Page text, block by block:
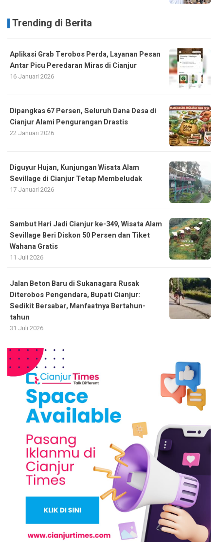
Trending di Berita
Aplikasi Grab Terobos Perda, Layanan Pesan
Antar Picu Peredaran Miras di Cianjur
16 Januari 2026
Dipangkas 67 Persen, Seluruh Dana Desa di
Cianjur Alami Pengurangan Drastis
22 Januari 2026
Diguyur Hujan, Kunjungan Wisata Alam
Sevillage di Cianjur Tetap Membeludak
17 Januari 2026
Sambut Hari Jadi Cianjur ke-349, Wisata Alam
Sevillage Beri Diskon 50 Persen dan Tiket
Wahana Gratis
11 Juli 2026
Jalan Beton Baru di Sukanagara Rusak
Diterobos Pengendara, Bupati Cianjur:
Sedikit Bersabar, Manfaatnya Bertahun-
tahun
31 Juli 2026